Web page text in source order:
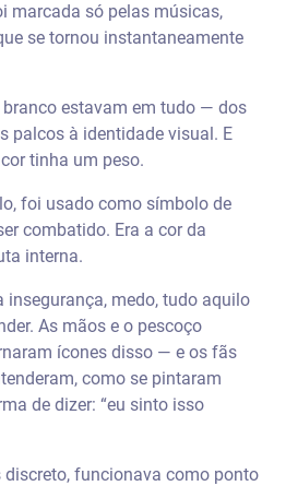
marcada só pelas músicas,
se tornou instantaneamente
branco estavam em tudo — dos
palcos à identidade visual. E
tinha um peso.
foi usado como símbolo de
combatido. Era a cor da
interna.
insegurança, medo, tudo aquilo
As mãos e o pescoço
ícones disso — e os fãs
como se pintaram
de dizer: “eu sinto isso
discreto, funcionava como ponto